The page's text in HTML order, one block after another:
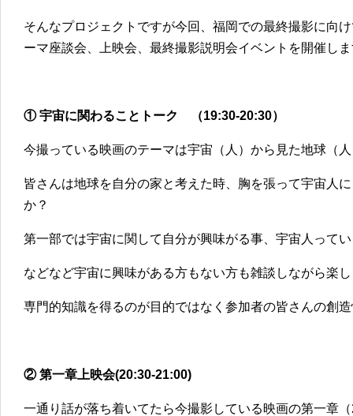
そんなプロジェクトですが今回、福岡での最終撮影に向
ーマ座談会、上映会、最終撮影説明会イベントを開催し
① 宇宙に関わることトーク （19:30-20:30）
今撮っている映画のテーマは宇宙（人）から見た地球（
皆さんは地球を自分の家と考えた時、胸を張って宇宙人
か？
第一部では宇宙に関して自分が興味がる事、宇宙人って
などなど宇宙に興味がある方もない方も雑談しながら楽
専門的知識を得るのが目的ではなく参加者の皆さんの創
② 第一章上映会(20:30-21:00)
一通り話が落ち着いてたら今撮影している映画の第一章